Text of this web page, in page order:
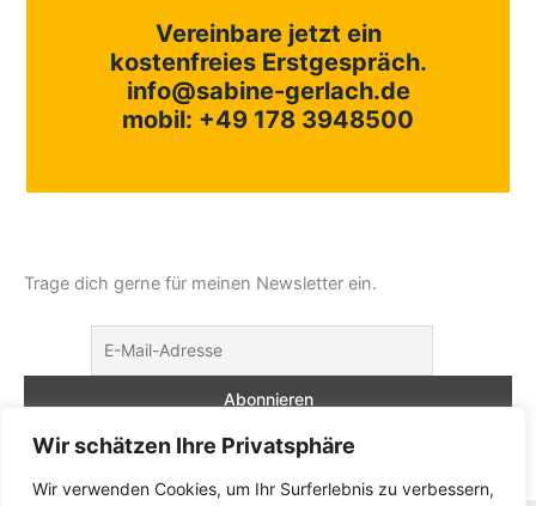
Wir schätzen Ihre Privatsphäre
Wir verwenden Cookies, um Ihr Surferlebnis zu verbessern,
Vereinbare jetzt ein
kostenfreies Erstgespräch.
info@sabine-gerlach.de
mobil: +49 178 3948500
Trage dich gerne für meinen Newsletter ein.
Hiermit akzeptiere ich die Datenschutzbestimmungen